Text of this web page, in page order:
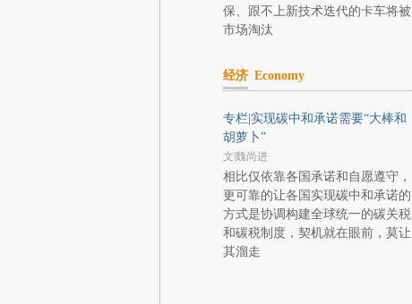
保、跟不上新技术迭代的卡车将被
市场淘汰
经济 Economy
专栏|实现碳中和承诺需要“大棒和
胡萝卜”
文|魏尚进
相比仅依靠各国承诺和自愿遵守，
更可靠的让各国实现碳中和承诺的
方式是协调构建全球统一的碳关税
和碳税制度，契机就在眼前，莫让
其溜走